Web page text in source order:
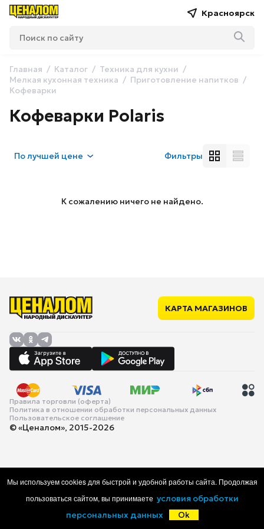
Красноярск
Главная Каталог
Техника для кухни
Мелкая кухонная техника
Приготовление напитков
Кофеварки
Кофеварки Polaris
Получшей цене Фильтры
К сожалению ничего не найдено.
КАРТА МАГАЗИНОВ
Правила торговли (оферта)
Политика в отношении обработки персональных данных
Пользовательское соглашение
© «Ценалом», 2015-2026
Каталог Корзина Избранное
Мы используем cookies для быстрой и удобной работы сайта. Продолжая
пользоваться сайтом, вы принимаете условия обработки
персональных данных
Ok